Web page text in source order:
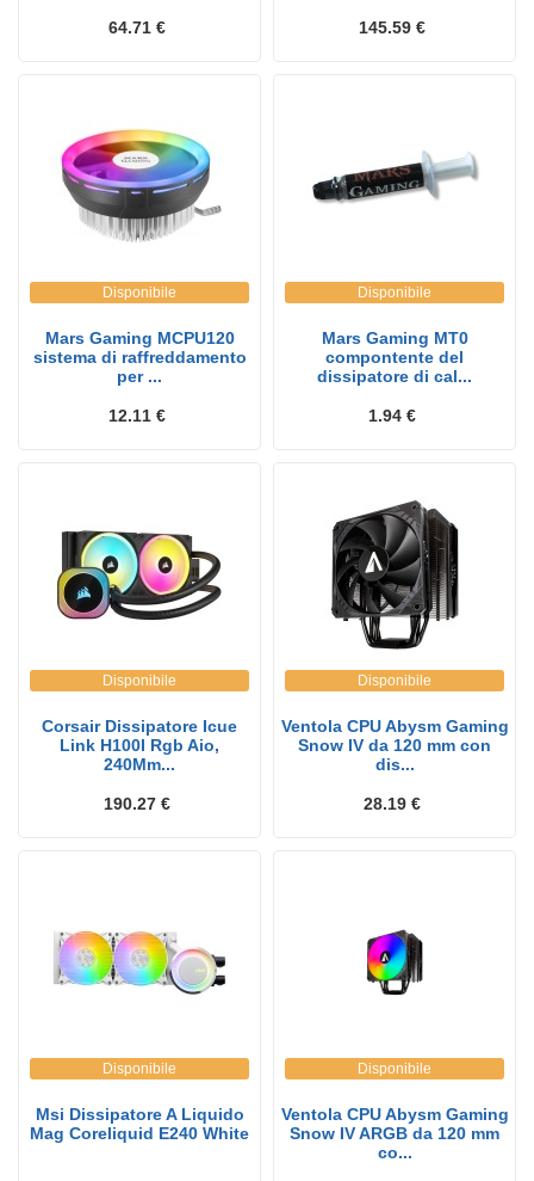
64.71 € 145.59 €
Disponibile
Mars Gaming MCPU120
sistema di raffreddamento
per ...
12.11 €
Disponibile
Mars Gaming MT0
compontente del
dissipatore di cal...
1.94 €
Disponibile
Corsair Dissipatore Icue
Link H100I Rgb Aio,
240Mm...
190.27 €
Disponibile
Ventola CPU Abysm Gaming
Snow IV da 120 mm con
dis...
28.19 €
Disponibile
Msi Dissipatore A Liquido
Mag Coreliquid E240 White
Disponibile
Ventola CPU Abysm Gaming
Snow IV ARGB da 120 mm
co...